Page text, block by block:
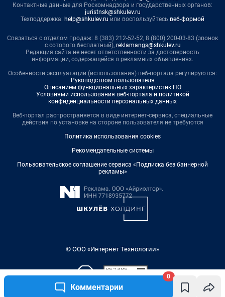
Комментарии
0
Контактные данные для Роскомнадзора и государственных органов:
juristnsk@shkulev.ru
Техподдержка: help@shkulev.ru или воспользуйтесь веб-формой
Связаться с отделом продаж: 8 (383) 212-52-52, 8 (800) 200-03-83 (звонок
с сотового бесплатный), reklamangs@shkulev.ru
Редакция сайта не несет ответственности за достоверность
информации, содержащейся в рекламных объявлениях.
Особенности эксплуатации (использования) веб-портала регулируются:
Руководством пользователя
Описанием функциональных характеристик ПО
Условиями использования веб-портала и политикой
конфиденциальности персональных данных
Веб-портал распространяется в виде интернет-сервиса, специальные
действия по установке на стороне пользователя не требуются
Политика использования cookies
Рекомендательные системы
Пользовательское соглашение сервиса «Подписка без баннерной
рекламы»
© ООО «Интернет Технологии»